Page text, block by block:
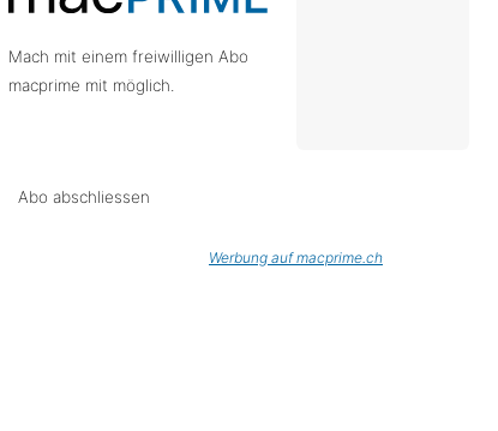
Mach mit einem freiwilligen Abo
macprime mit möglich.
Abo abschliessen
Werbung auf macprime.ch